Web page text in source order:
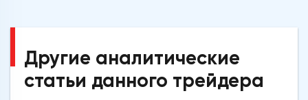
Другие аналитические
статьи данного трейдера